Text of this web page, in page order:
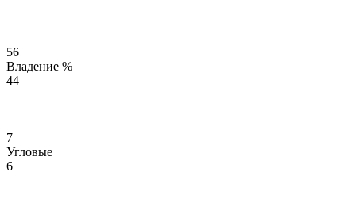
56
Владение %
44
7
Угловые
6